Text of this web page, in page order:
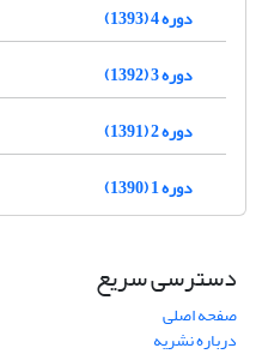
دوره 4 (1393)
دوره 3 (1392)
دوره 2 (1391)
دوره 1 (1390)
دسترسی سریع
صفحه اصلی
درباره نشریه